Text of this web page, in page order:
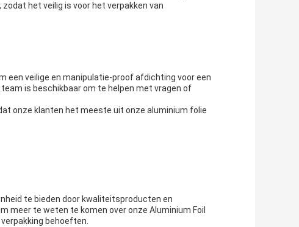
het veilig is voor het verpakken van
een veilige en manipulatie-proof afdichting voor een
is beschikbaar om te helpen met vragen of
onze klanten het meeste uit onze aluminium folie
te bieden door kwaliteitsproducten en
meer te weten te komen over onze Aluminium Foil
behoeften.